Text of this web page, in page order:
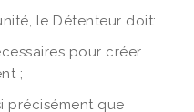
le Détenteur doit:
pour créer
;
précisément que